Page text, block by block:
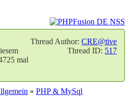
Thread Author: CRE@tive
Thread ID: 517
mal
» PHP & MySql